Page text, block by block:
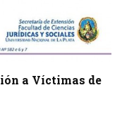
a Víctimas de